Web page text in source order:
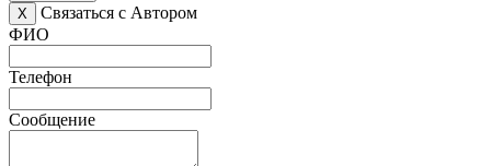
X
Связаться с Автором
ФИО
Телефон
Сообщение